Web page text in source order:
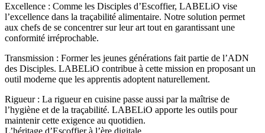
Excellence : Comme les Disciples d’Escoffier, LABELiO vise
l’excellence dans la traçabilité alimentaire. Notre solution permet
aux chefs de se concentrer sur leur art tout en garantissant une
conformité irréprochable.
Transmission : Former les jeunes générations fait partie de l’ADN
des Disciples. LABELiO contribue à cette mission en proposant un
outil moderne que les apprentis adoptent naturellement.
Rigueur: La rigueur en cuisine passe aussi par la maîtrise de
l’hygiène et de la traçabilité. LABELiO apporte les outils pour
maintenir cette exigence au quotidien.
L’héritage d’Escoffier à l’ère digitale